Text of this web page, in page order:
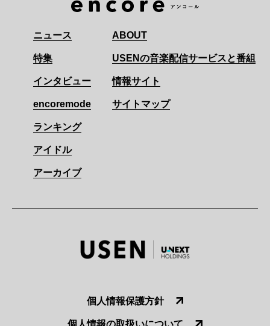
ニュース
特集
インタビュー
encoremode
ランキング
アイドル
アーカイブ
ABOUT
USENの音楽配信サービスと番組
情報サイト
サイトマップ
個人情報保護方針
個人情報の取扱いについて